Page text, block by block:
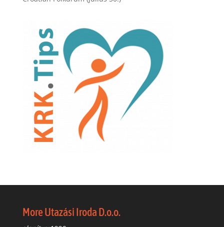
More Utazási Iroda D.o.o.